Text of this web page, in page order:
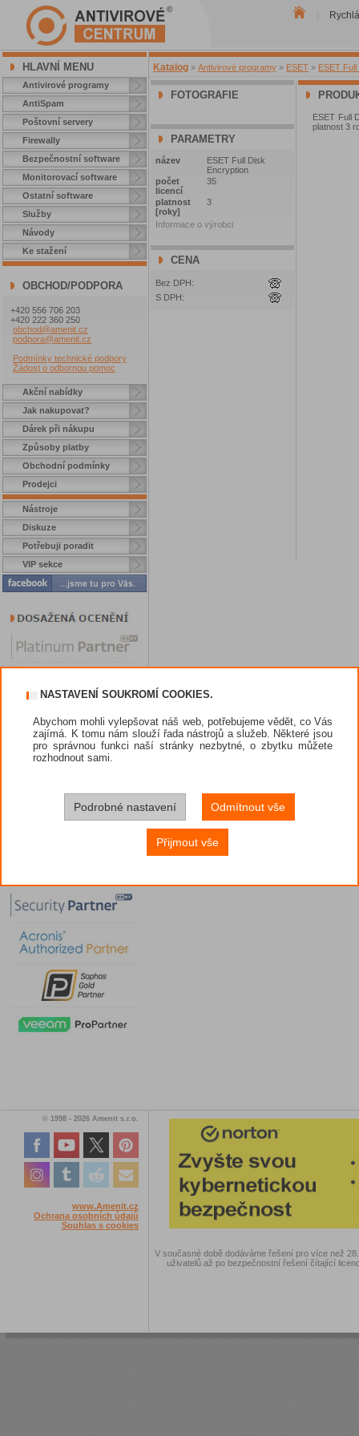
HLAVNÍ MENU
Antivirové programy
AntiSpam
Poštovní servery
Firewally
Bezpečnostní software
Monitorovací software
Ostatní software
Služby
Návody
Ke stažení
OBCHOD/PODPORA
+420 556 706 203
+420 222 360 250
obchod@amenit.cz
podpora@amenit.cz
Podmínky technické podpory
Žádost o odbornou pomoc
Akční nabídky
Jak nakupovat?
Dárek při nákupu
Způsoby platby
Obchodní podmínky
Prodejci
Nástroje
Diskuze
Potřebuji poradit
VIP sekce
Katalog » Antivirové programy » ESET » ESET
FOTOGRAFIE
PARAMETRY
název
ESET Full Disk
Encryption
počet
licencí
35
platnost
[roky]
3
Informace o výrobci
CENA
Bez DPH:
S DPH:
ESET Full
platnost 3
© 1998 - 2026 Amenit s.r.o.
www.Amenit.cz
Ochrana osobních údajů
Souhlas s cookies
V současné době dodáváme řešení pro více než
uživatelů až po bezpečnostní řešení čítající
NASTAVENÍ SOUKROMÍ COOKIES.
Abychom mohli vylepšovat náš web, potřebujeme vědět, co Vás
zajímá. K tomu nám slouží řada nástrojů a služeb. Některé jsou
pro správnou funkci naší stránky nezbytné, o zbytku můžete
rozhodnout sami.
Podrobné nastavení Odmítnout vše
Přijmout vše